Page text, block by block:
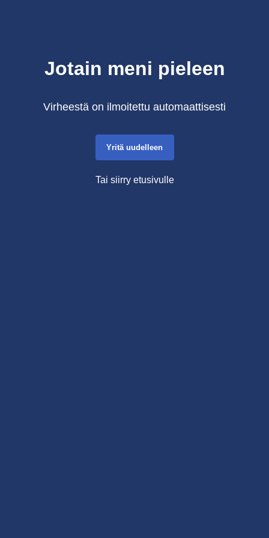
Jotain meni pieleen
Virheestä on ilmoitettu automaattisesti
Yritä uudelleen
Tai siirry etusivulle